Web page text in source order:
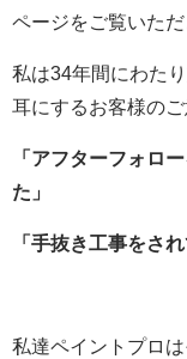
ページをご覧いた
私は34年間にわた
耳にするお客様の
「アフターフォロ
た」
「手抜き工事をさ
私達ペイントプロ